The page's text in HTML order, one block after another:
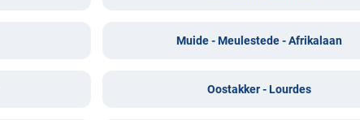
Muide - Meulestede - Afrikalaan
Oostakker - Lourdes